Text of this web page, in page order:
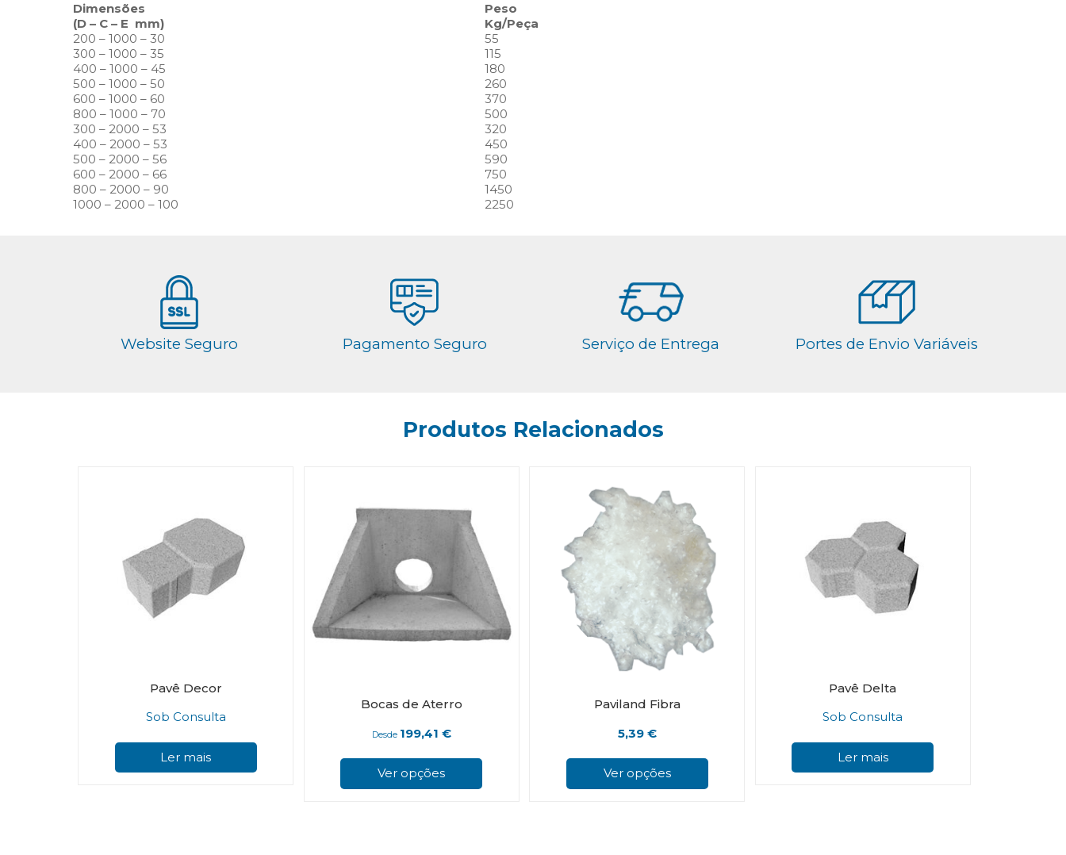
Dimensões
(D – C – E mm)
Peso
Kg/Peça
200 – 1000 – 30
55
300 – 1000 – 35
115
400 – 1000 – 45
180
500 – 1000 – 50
260
600 – 1000 – 60
370
800 – 1000 – 70
500
300 – 2000 – 53
320
400 – 2000 – 53
450
500 – 2000 – 56
590
600 – 2000 – 66
750
800 – 2000 – 90
1450
1000 – 2000 – 100
2250
Website Seguro Pagamento Seguro Serviço de Entrega Portes de Envio Variáveis
Produtos Relacionados
Pavê Decor
Sob Consulta
Ler mais
Bocas de Aterro
Desde 199,41 €
Ver opções
Paviland Fibra
5,39 €
Ver opções
Pavê Delta
Sob Consulta
Ler mais